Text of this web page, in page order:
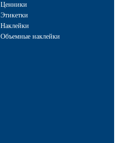
Ценники
Этикетки
Наклейки
Объемные наклейки